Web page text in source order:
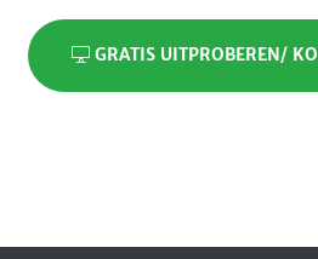
GRATIS UITPROBEREN/